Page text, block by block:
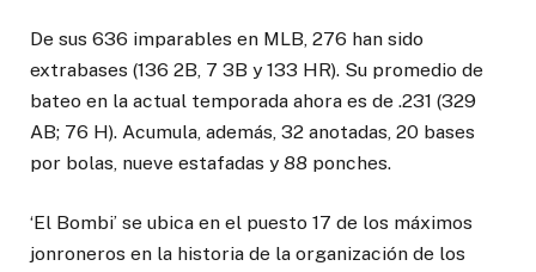
De sus 636 imparables en MLB, 276 han sido
extrabases (136 2B, 7 3B y 133 HR). Su promedio de
bateo en la actual temporada ahora es de .231 (329
AB; 76 H). Acumula, además, 32 anotadas, 20 bases
por bolas, nueve estafadas y 88 ponches.
‘El Bombi’ se ubica en el puesto 17 de los máximos
jonroneros en la historia de la organización de los